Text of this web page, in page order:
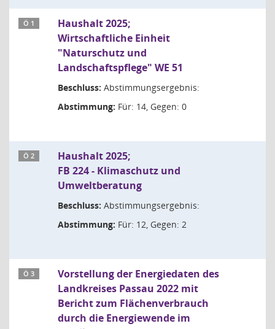
Ö 1
Haushalt 2025;
Wirtschaftliche Einheit
"Naturschutz und
Landschaftspflege" WE 51
Beschluss: Abstimmungsergebnis:
Abstimmung: Für: 14, Gegen: 0
Ö 2
Haushalt 2025;
FB 224 - Klimaschutz und
Umweltberatung
Beschluss: Abstimmungsergebnis:
Abstimmung: Für: 12, Gegen: 2
Ö 3
Vorstellung der Energiedaten des
Landkreises Passau 2022 mit
Bericht zum Flächenverbrauch
durch die Energiewende im